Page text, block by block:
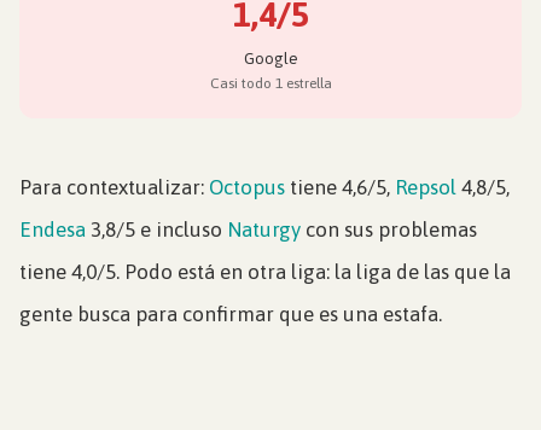
1,4/5
Google
Casi todo 1 estrella
Para contextualizar: Octopus tiene 4,6/5, Repsol 4,8/5,
Endesa 3,8/5 e incluso Naturgy con sus problemas
tiene 4,0/5. Podo está en otra liga: la liga de las que la
gente busca para confirmar que es una estafa.